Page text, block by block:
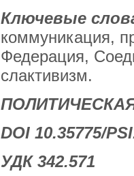
Ключевые
коммуникация,
Федерация,
слактивизм.
DOI 10.35775/
УДК 342.571